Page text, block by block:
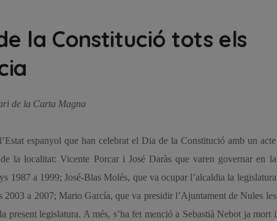
la Constitució tots els
de la Carta Magna
espanyol que han celebrat el Dia de la Constitució amb un acte
la localitat: Vicente Porcar i José Daràs que varen governar en la
1987 a 1999; José-Blas Molés, que va ocupar l’alcaldia la legislatura
a 2007; Mario García, que va presidir l’Ajuntament de Nules les
legislatura. A més, s’ha fet menció a Sebastià Nebot ja mort i